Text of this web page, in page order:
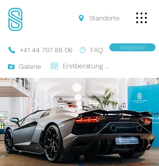
FAQ
+41 44 797 88 06
Galerie
Angebote
Standorte